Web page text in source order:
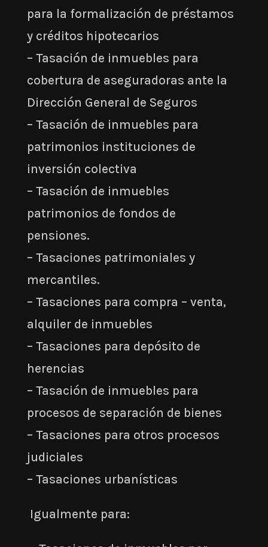
para la formalización de préstamos
y créditos hipotecarios
– Tasación de inmuebles para
cobertura de aseguradoras ante la
Dirección General de Seguros
– Tasación de inmuebles para
patrimonios instituciones de
inversión colectiva
– Tasación de inmuebles
patrimonios de fondos de
pensiones.
– Tasaciones patrimoniales y
mercantiles.
– Tasaciones para compra – venta,
alquiler de inmuebles
– Tasaciones para depósito de
herencias
– Tasación de inmuebles para
procesos de separación de bienes
– Tasaciones para otros procesos
judiciales
– Tasaciones urbanísticas
Igualmente para: